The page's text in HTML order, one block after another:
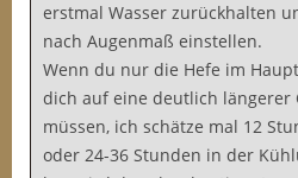
erstmal Wasser zurückhalten
nach Augenmaß einstellen.
Wenn du nur die Hefe im
dich auf eine deutlich längerer
müssen, ich schätze mal 12
oder 24-36 Stunden in der